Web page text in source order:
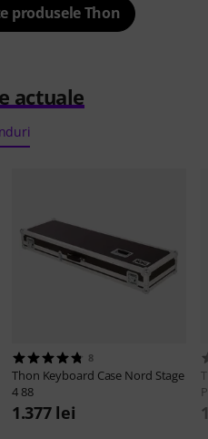
produsele Thon
actuale
8
Thon Keyboard Case Nord Stage
4 88
1.377 lei